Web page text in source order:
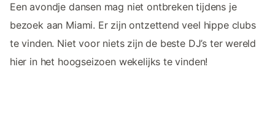
Een avondje dansen mag niet ontbreken tijdens je
bezoek aan Miami. Er zijn ontzettend veel hippe clubs
te vinden. Niet voor niets zijn de beste DJ’s ter wereld
hier in het hoogseizoen wekelijks te vinden!